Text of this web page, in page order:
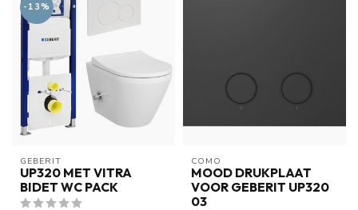
-13%
GEBERIT
UP320 MET VITRA
BIDET WC PACK
COMO
MOOD DRUKPLAAT
VOOR GEBERIT UP320
03